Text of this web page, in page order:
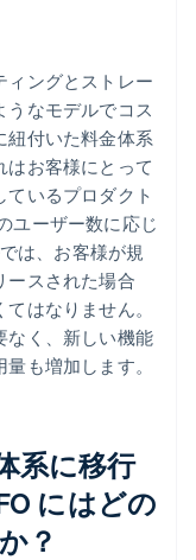
ィングとストレー
うなモデルでコス
紐付いた料金体系
はお客様にとって
ているプロダクト
ユーザー数に応じ
は、お客様が規
ースされた場合
はなりません。
なく、新しい機能
も増加します。
系に移行
にはどの
？